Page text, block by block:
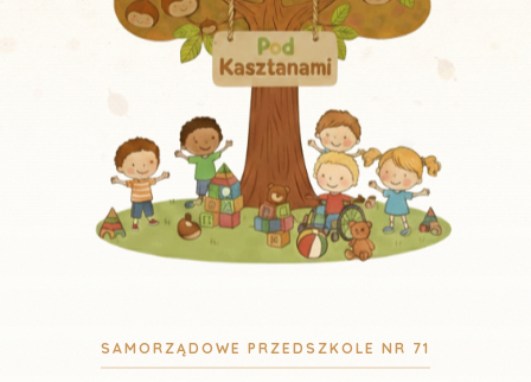
SAMORZĄDOWE PRZEDSZKOLE NR 71